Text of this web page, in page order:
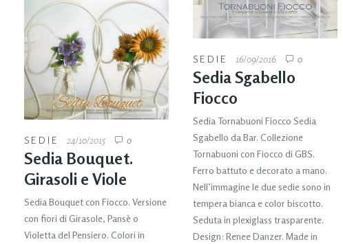
SEDIE 16/09/2016 0
Sedia Sgabello
Fiocco
Sedia Tornabuoni Fiocco Sedia
Sgabello da Bar. Collezione
Tornabuoni con Fiocco di GBS.
Ferro battuto e decorato a mano.
Nell’immagine le due sedie sono in
tempera bianca e color biscotto.
Seduta in plexiglass trasparente.
Design: Renee Danzer. Made in
SEDIE 24/10/2015 0
Sedia Bouquet.
Girasoli e Viole
Sedia Bouquet con Fiocco. Versione
con fiori di Girasole, Pansè o
Violetta del Pensiero. Colori in